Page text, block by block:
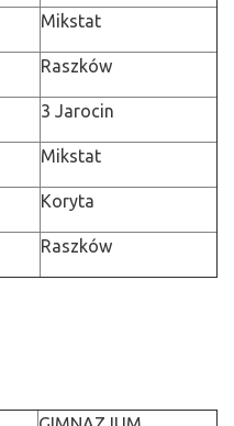
Mikstat
Raszków
3 Jarocin
Mikstat
Koryta
Raszków